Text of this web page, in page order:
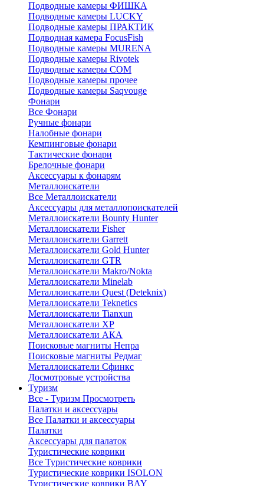
Подводные камеры ФИШКА
Подводные камеры LUCKY
Подводные камеры ПРАКТИК
Подводная камера FocusFish
Подводные камеры MURENA
Подводные камеры Rivotek
Подводные камеры СОМ
Подводные камеры прочее
Подводные камеры Saqvouge
Фонари
Все Фонари
Ручные фонари
Налобные фонари
Кемпинговые фонари
Тактические фонари
Брелочные фонари
Аксессуары к фонарям
Металлоискатели
Все Металлоискатели
Аксессуары для металлопоискателей
Металлоискатели Bounty Hunter
Металлоискатели Fisher
Металлоискатели Garrett
Металлоискатели Gold Hunter
Металлоискатели GTR
Металлоискатели Makro/Nokta
Металлоискатели Minelab
Металлоискатели Quest (Deteknix)
Металлоискатели Teknetics
Металлоискатели Tianxun
Металлоискатели XP
Металлоискатели АКА
Поисковые магниты Непра
Поисковые магниты Редмаг
Металлоискатели Сфинкс
Досмотровые устройства
Туризм
Все - Туризм Просмотреть
Палатки и аксессуары
Все Палатки и аксессуары
Палатки
Аксессуары для палаток
Туристические коврики
Все Туристические коврики
Туристические коврики ISOLON
Туристические коврики BAY